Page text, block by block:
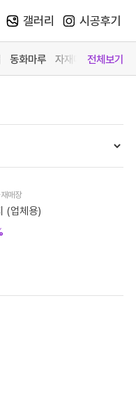
동화마루 자재매장전체보기
매장
(업체용)
갤러리 시공후기
동화 강화마루
한솔 마루 (문의)
목재
스페이